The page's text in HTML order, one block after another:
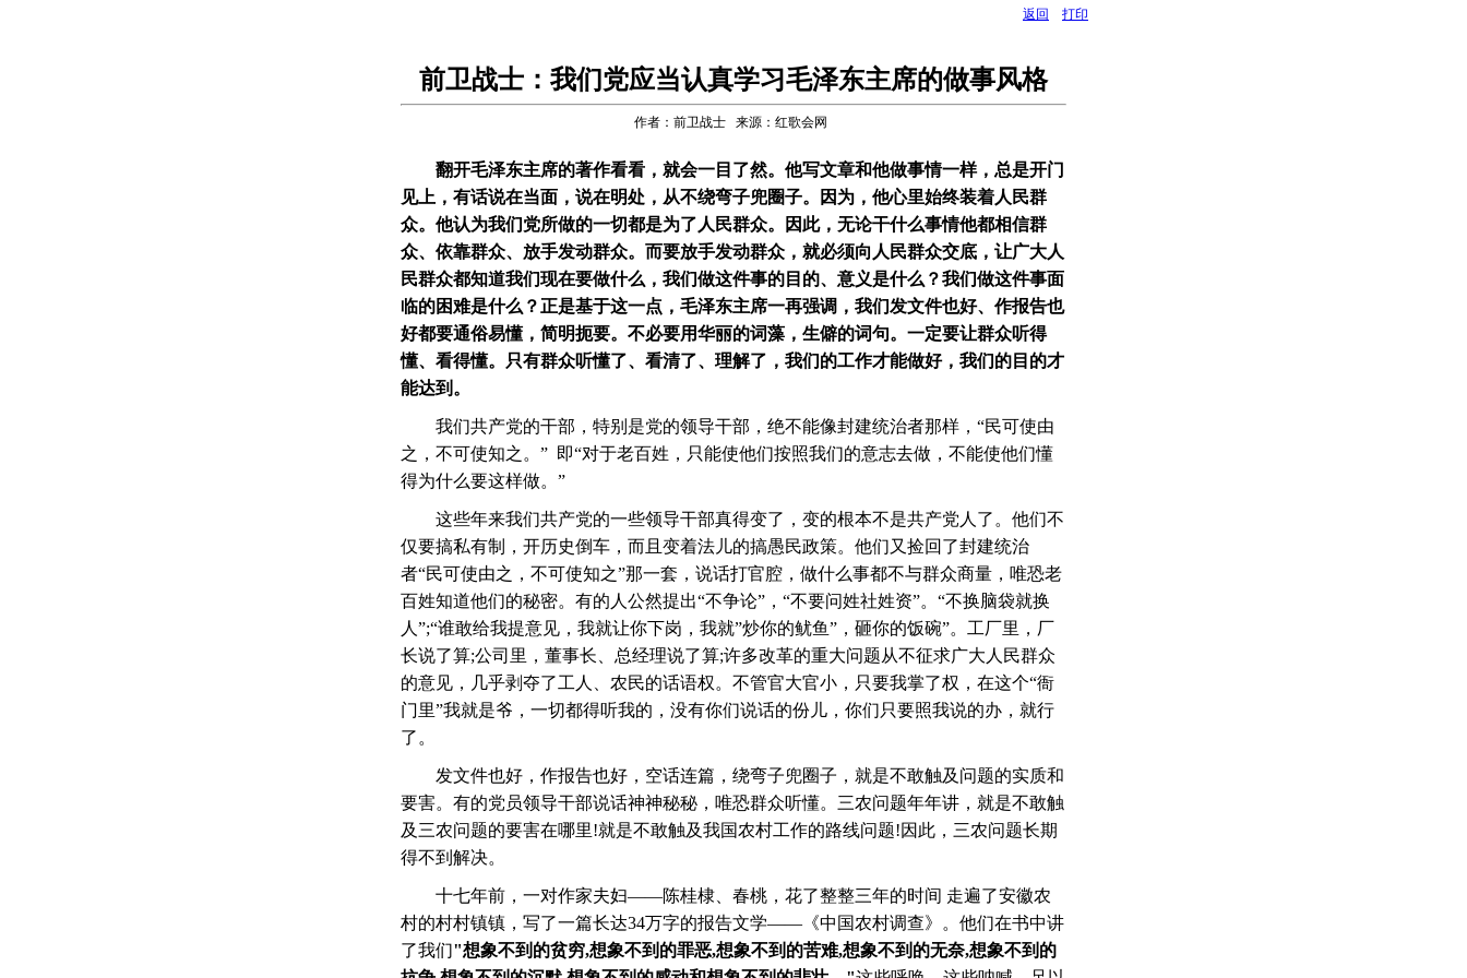
返回 打印
前卫战士：我们党应当认真学习毛泽东主席的做事风格
作者：前卫战士 来源：红歌会网
翻开毛泽东主席的著作看看，就会一目了然。他写文章和他做事情一样，总是开门
见上，有话说在当面，说在明处，从不绕弯子兜圈子。因为，他心里始终装着人民群
众。他认为我们党所做的一切都是为了人民群众。因此，无论干什么事情他都相信群
众、依靠群众、放手发动群众。而要放手发动群众，就必须向人民群众交底，让广大人
民群众都知道我们现在要做什么，我们做这件事的目的、意义是什么？我们做这件事面
临的困难是什么？正是基于这一点，毛泽东主席一再强调，我们发文件也好、作报告也
好都要通俗易懂，简明扼要。不必要用华丽的词藻，生僻的词句。一定要让群众听得
懂、看得懂。只有群众听懂了、看清了、理解了，我们的工作才能做好，我们的目的才
能达到。
我们共产党的干部，特别是党的领导干部，绝不能像封建统治者那样，“民可使由
之，不可使知之。”  即“对于老百姓，只能使他们按照我们的意志去做，不能使他们懂
得为什么要这样做。”
这些年来我们共产党的一些领导干部真得变了，变的根本不是共产党人了。他们不
仅要搞私有制，开历史倒车，而且变着法儿的搞愚民政策。他们又捡回了封建统治
者“民可使由之，不可使知之”那一套，说话打官腔，做什么事都不与群众商量，唯恐老
百姓知道他们的秘密。有的人公然提出“不争论”，“不要问姓社姓资”。“不换脑袋就换
人”;“谁敢给我提意见，我就让你下岗，我就”炒你的鱿鱼”，砸你的饭碗”。工厂里，厂
长说了算;公司里，董事长、总经理说了算;许多改革的重大问题从不征求广大人民群众
的意见，几乎剥夺了工人、农民的话语权。不管官大官小，只要我掌了权，在这个“衙
门里”我就是爷，一切都得听我的，没有你们说话的份儿，你们只要照我说的办，就行
了。
发文件也好，作报告也好，空话连篇，绕弯子兜圈子，就是不敢触及问题的实质和
要害。有的党员领导干部说话神神秘秘，唯恐群众听懂。三农问题年年讲，就是不敢触
及三农问题的要害在哪里!就是不敢触及我国农村工作的路线问题!因此，三农问题长期
得不到解决。
十七年前，一对作家夫妇——陈桂棣、春桃，花了整整三年的时间 走遍了安徽农
村的村村镇镇，写了一篇长达34万字的报告文学——《中国农村调查》。他们在书中讲
了我们"想象不到的贫穷,想象不到的罪恶,想象不到的苦难,想象不到的无奈,想象不到的